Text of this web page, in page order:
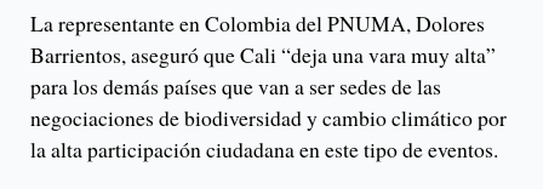
La representante en Colombia del PNUMA, Dolores
Barrientos, aseguró que Cali “deja una vara muy alta”
para los demás países que van a ser sedes de las
negociaciones de biodiversidad y cambio climático por
la alta participación ciudadana en este tipo de eventos.